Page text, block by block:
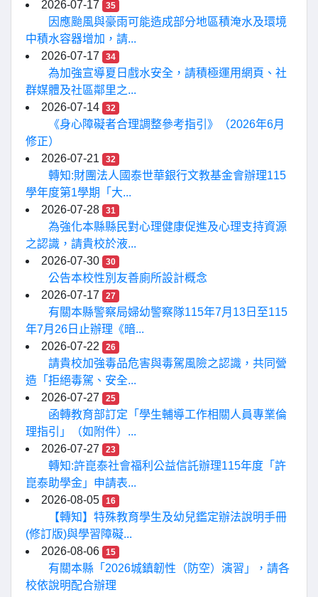
2026-07-17
35
因應颱風與豪雨可能造成部分地區積淹水及環境
中積水容器增加，請...
2026-07-17
34
為加強宣導夏日戲水安全，請積極運用網頁、社
群媒體及社區鄰里之...
2026-07-14
32
《身心障礙者合理調整參考指引》（2026年6月
修正）
2026-07-21
32
轉知:財團法人國泰世華銀行文教基金會辦理115
學年度第1學期「大...
2026-07-28
31
為強化本縣縣民對心理健康促進及心理支持資源
之認識，請貴校於液...
2026-07-30
30
公告本校性別友善廁所設計概念
2026-07-17
27
有關本縣警察局婦幼警察隊115年7月13日至115
年7月26日止辦理《暗...
2026-07-22
26
請貴校加強毒品危害與毒駕風險之認識，共同營
造「拒絕毒駕、安全...
2026-07-27
25
函轉教育部訂定「學生輔導工作相關人員專業倫
理指引」（如附件）...
2026-07-27
23
轉知:許崑泰社會福利公益信託辦理115年度「許
崑泰助學金」申請表...
2026-08-05
16
【轉知】特殊教育學生及幼兒鑑定辦法說明手冊
(修訂版)與學習障礙...
2026-08-06
15
有關本縣「2026城鎮韌性（防空）演習」，請各
校依說明配合辦理